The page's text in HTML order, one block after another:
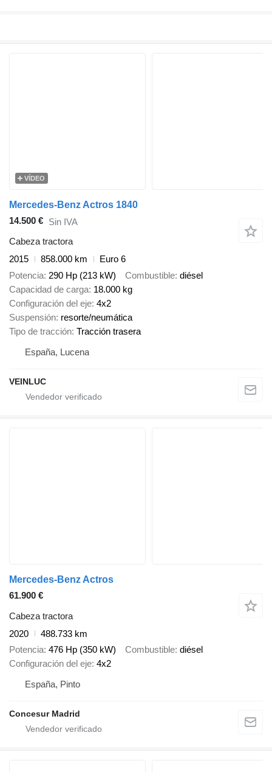
VÍDEO
Mercedes-Benz Actros 1840
14.500 € Sin IVA
Cabeza tractora
2015
858.000 km
Euro 6
Potencia 290 Hp (213 kW) Combustible diésel
Capacidad de carga 18.000 kg
Configuración del eje 4x2
Suspensión resorte/neumática
Tipo de tracción Tracción trasera
España, Lucena
VEINLUC
Mercedes-Benz Actros
61.900 €
Cabeza tractora
2020
488.733 km
Potencia 476 Hp (350 kW) Combustible diésel
Configuración del eje 4x2
España, Pinto
Concesur Madrid